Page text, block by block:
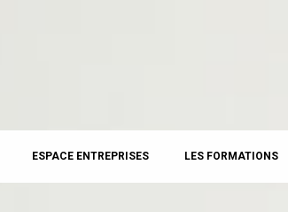
ESPACE ENTREPRISES LES FORMATIONS